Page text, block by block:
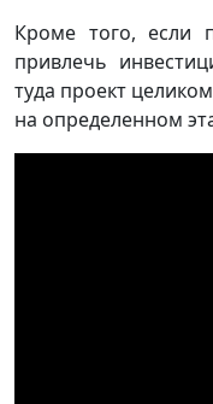
Кроме того, если
привлечь
туда проект
на определенном